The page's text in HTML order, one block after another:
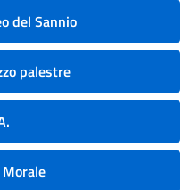
del Sannio
palestre